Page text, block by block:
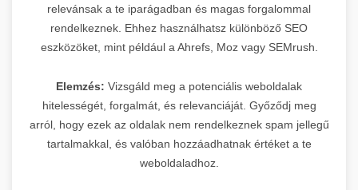
relevánsak a te iparágadban és magas forgalommal
rendelkeznek. Ehhez használhatsz különböző SEO
eszközöket, mint például a Ahrefs, Moz vagy SEMrush.
Elemzés: Vizsgáld meg a potenciális weboldalak
hitelességét, forgalmát, és relevanciáját. Győződj meg
arról, hogy ezek az oldalak nem rendelkeznek spam jellegű
tartalmakkal, és valóban hozzáadhatnak értéket a te
weboldaladhoz.